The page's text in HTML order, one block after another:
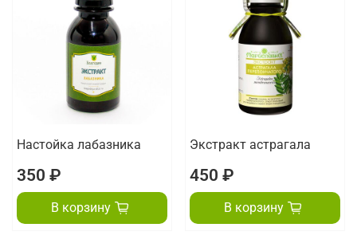
Настойка лабазника
350 ₽
В корзину
Экстракт астрагала
450 ₽
В корзину